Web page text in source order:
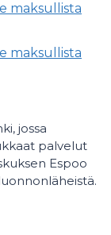
maksullista
maksullista
jossa
palvelut
Espoo